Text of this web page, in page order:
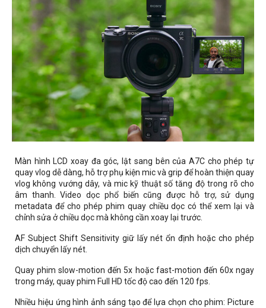
Màn hình LCD xoay đa góc, lật sang bên của A7C cho phép tự
quay vlog dễ dàng, hỗ trợ phụ kiện mic và grip để hoàn thiện quay
vlog không vướng dây, và mic kỹ thuật số tăng độ trong rõ cho
âm thanh. Video dọc phổ biến cũng được hỗ trợ, sử dụng
metadata để cho phép phim quay chiều dọc có thể xem lại và
chỉnh sửa ở chiều dọc mà không cần xoay lại trước.
AF Subject Shift Sensitivity giữ lấy nét ổn định hoặc cho phép
dịch chuyển lấy nét.
Quay phim slow-motion đến 5x hoặc fast-motion đến 60x ngay
trong máy, quay phim Full HD tốc độ cao đến 120 fps.
Nhiều hiệu ứng hình ảnh sáng tạo để lựa chọn cho phim: Picture